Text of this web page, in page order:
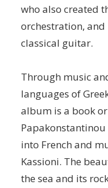
who also created
orchestration, and
classical guitar.
Through music
languages of
album is a book
into French and
Kassioni. The
the sea and its